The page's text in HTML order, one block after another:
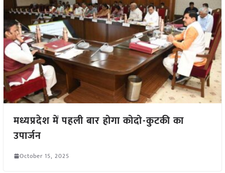
मध्यप्रदेश में पहली बार होगा कोदो-कुटकी का
उपार्जन
October 15, 2025